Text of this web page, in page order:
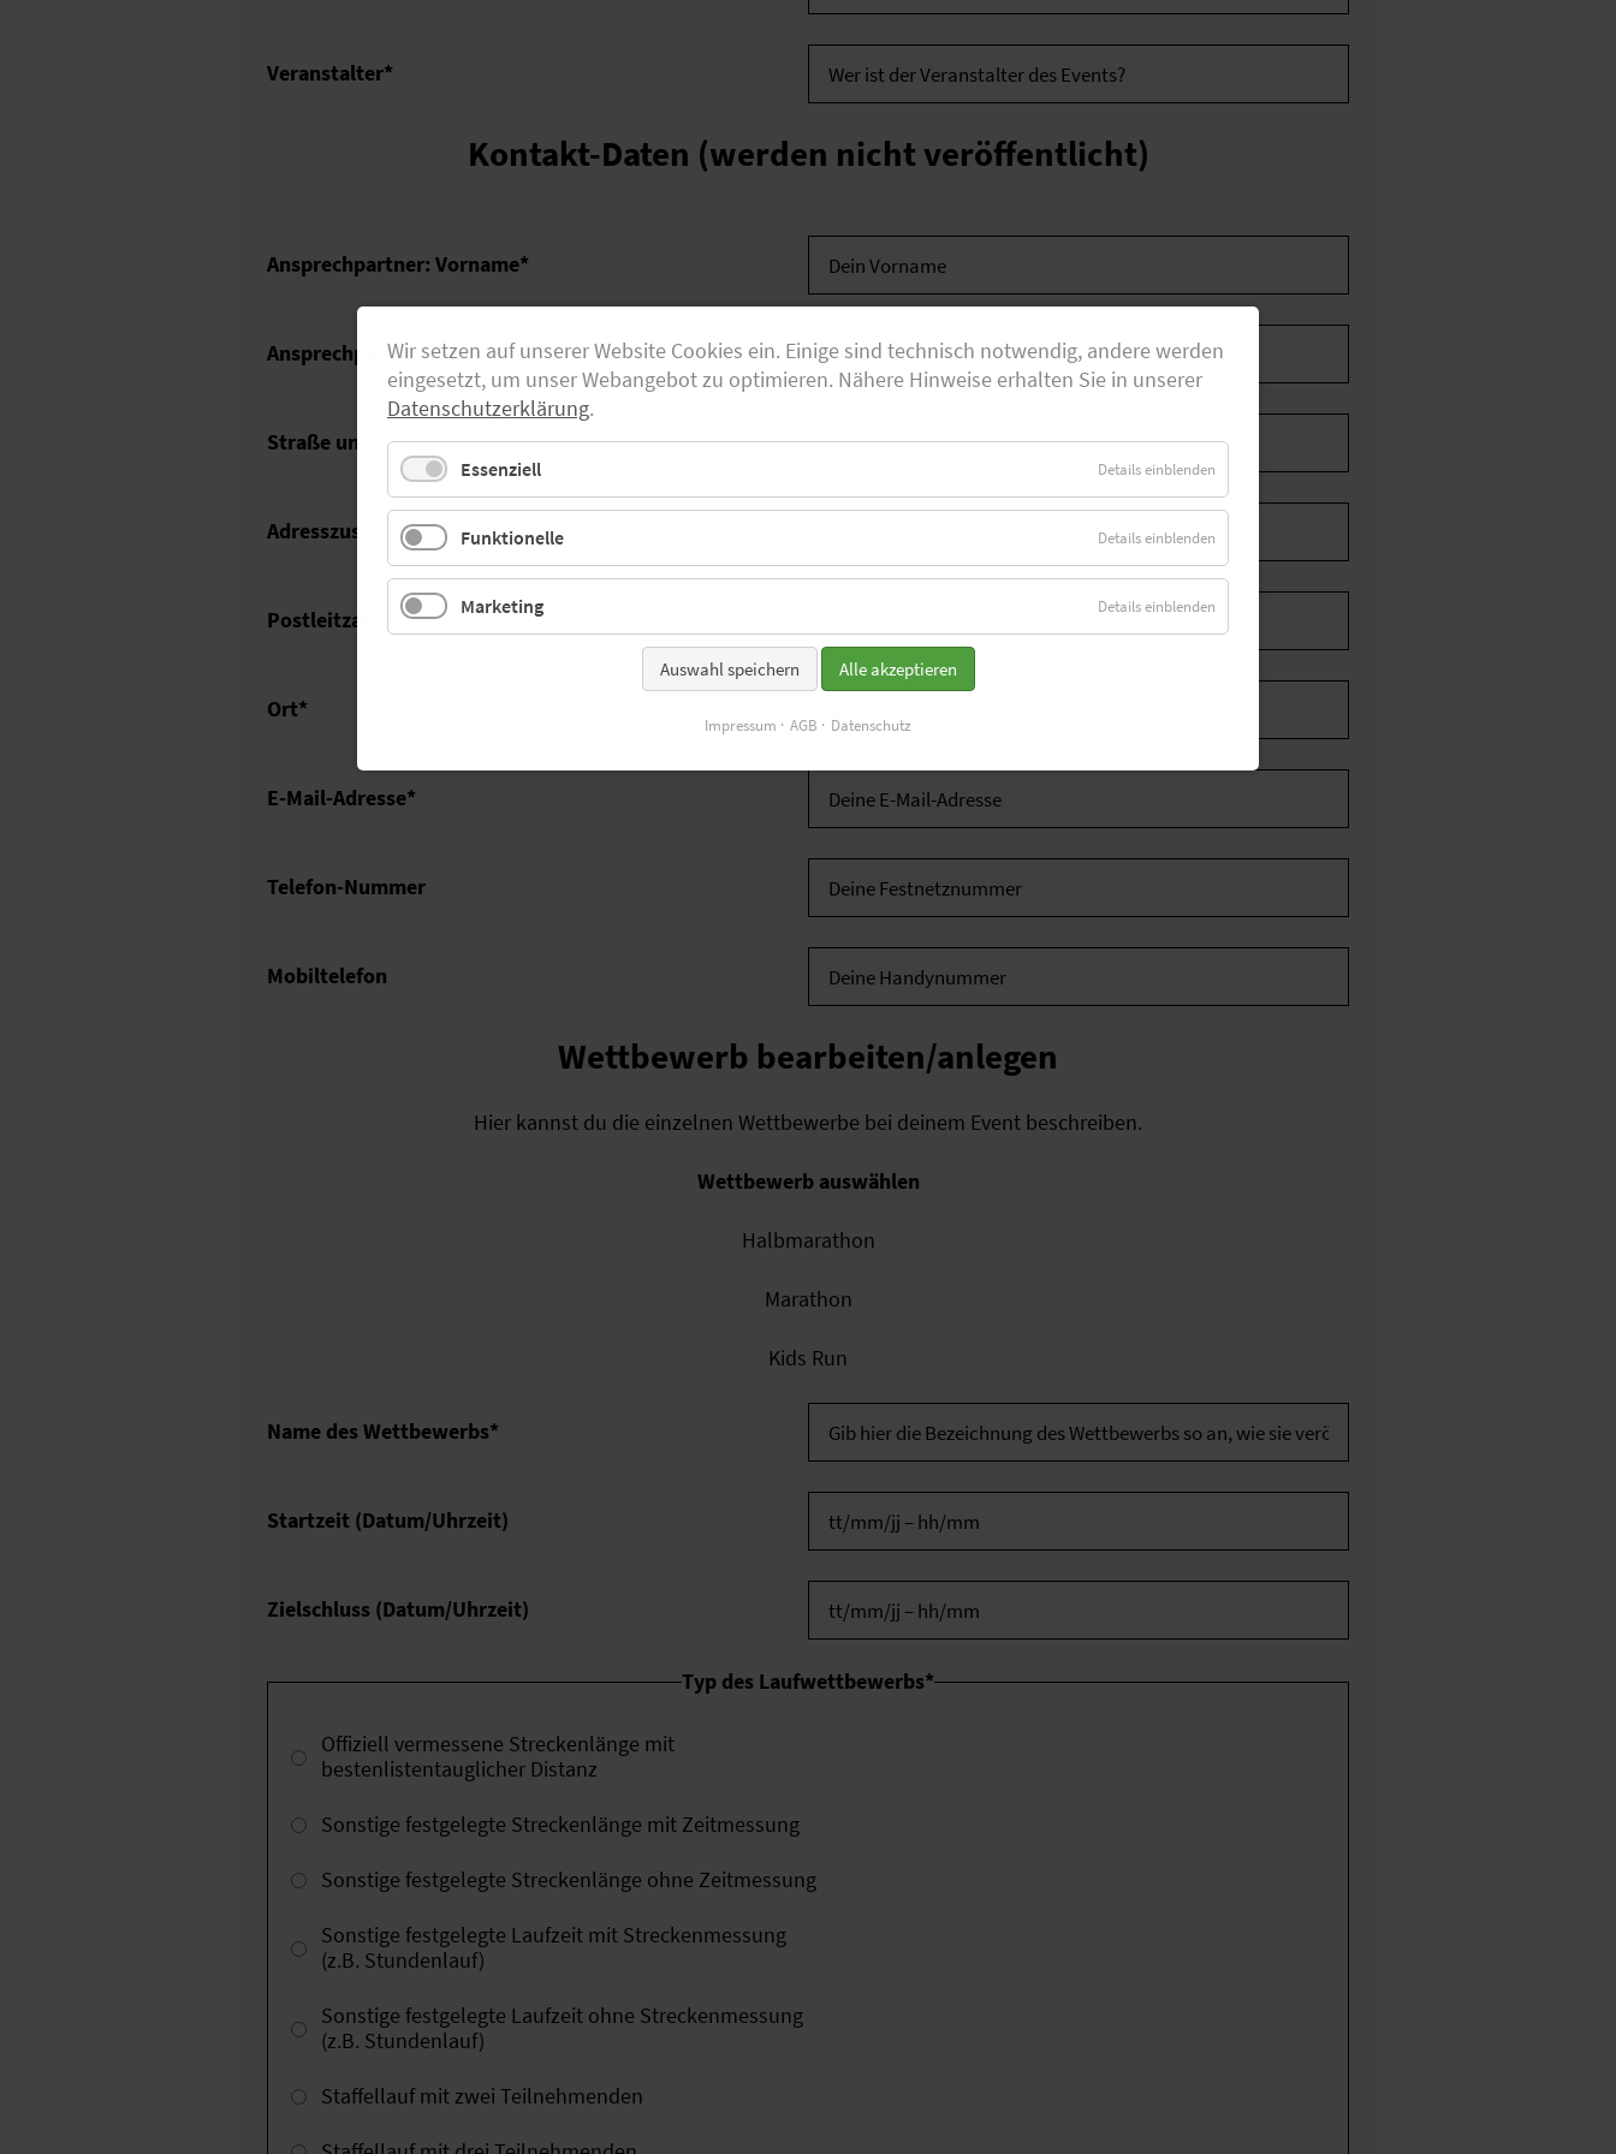
Veranstalter*
Kontakt-Daten (werden nicht veröffentlicht)
Ansprechpartner: Vorname*
Ansprechpartner: Nachname*
Straße und Hausnummer*
Adresszusatz
Postleitzahl
Ort*
E-Mail-Adresse*
Telefon-Nummer
Mobiltelefon
Wettbewerb bearbeiten/anlegen
Hier kannst du die einzelnen Wettbewerbe bei deinem Event beschreiben.
Wettbewerb auswählen
Halbmarathon
Marathon
Kids Run
Name des Wettbewerbs*
Startzeit (Datum/Uhrzeit)
Zielschluss (Datum/Uhrzeit)
Typ des Laufwettbewerbs*
Offiziell vermessene Streckenlänge mit
bestenlistentauglicher Distanz
Sonstige festgelegte Streckenlänge mit Zeitmessung
Sonstige festgelegte Streckenlänge ohne Zeitmessung
Sonstige festgelegte Laufzeit mit Streckenmessung
(z.B. Stundenlauf)
Sonstige festgelegte Laufzeit ohne Streckenmessung
(z.B. Stundenlauf)
Staffellauf mit zwei Teilnehmenden
Wir setzen auf unserer Website Cookies ein. Einige sind technisch notwendig, andere werden
eingesetzt, um unser Webangebot zu optimieren. Nähere Hinweise erhalten Sie in unserer
Datenschutzerklärung.
Essenziell Details einblenden
Funktionelle Details einblenden
Marketing Details einblenden
Auswahl speichern Alle akzeptieren
Impressum AGB Datenschutz